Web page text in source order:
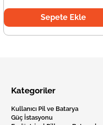
Sepete Ekle
Kategoriler
Kullanıcı Pil ve Batarya
Güç İstasyonu